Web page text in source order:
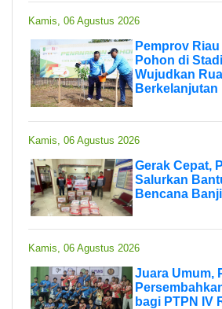
Kamis, 06 Agustus 2026
Pemprov
Pohon di
Wujudkan
Berkelanjutan
Kamis, 06 Agustus 2026
Gerak Cepat,
Salurkan
Bencana
Kamis, 06 Agustus 2026
Juara Umum,
bagi PTPN IV